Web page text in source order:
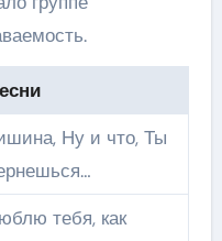
Ну и что, Ты
тебя, как